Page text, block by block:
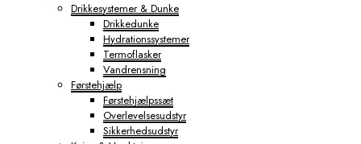
Drikkesystemer & Dunke
Drikkedunke
Hydrationssystemer
Termoflasker
Vandrensning
Førstehjælp
Førstehjælpssæt
Overlevelsesudstyr
Sikkerhedsudstyr